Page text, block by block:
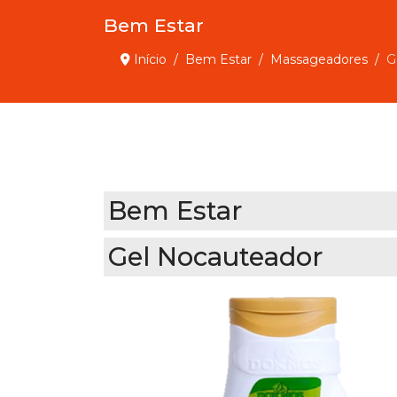
Bem Estar
Início Bem Estar Massageadores
Bem Estar
Gel Nocauteador